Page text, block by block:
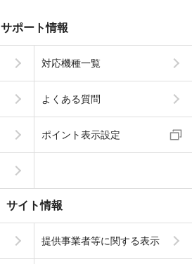
サポート情報
対応機種一覧
よくある質問
ポイント表示設定
サイト情報
提供事業者等に関する表示